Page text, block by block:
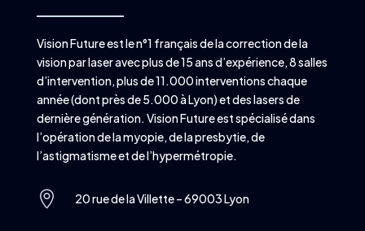
Vision Future est le n°1 français de la correction de la
vision par laser avec plus de 15 ans d’expérience, 8 salles
d’intervention, plus de 11.000 interventions chaque
année (dont près de 5.000 à Lyon) et des lasers de
dernière génération. Vision Future est spécialisé dans
l’opération de la myopie, de la presbytie, de
l’astigmatisme et de l’hypermétropie.
 20 rue de la Villette – 69003 Lyon